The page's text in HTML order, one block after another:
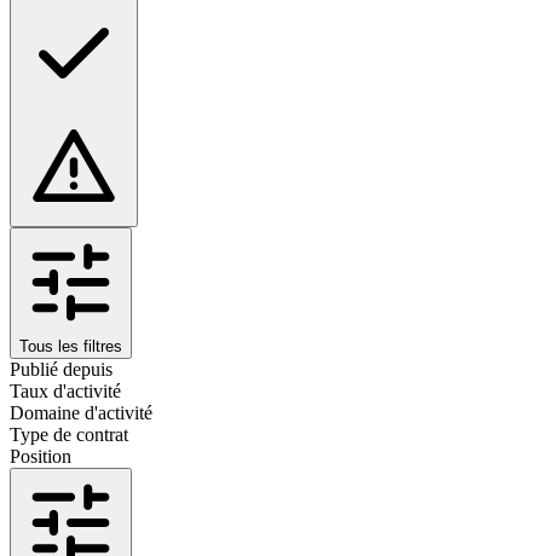
Tous les filtres
Publié depuis
Taux d'activité
Domaine d'activité
Type de contrat
Position